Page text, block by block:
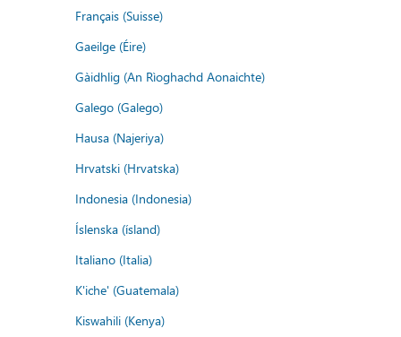
Français (Suisse)
Gaeilge (Éire)
Gàidhlig (An Rìoghachd Aonaichte)
Galego (Galego)
Hausa (Najeriya)
Hrvatski (Hrvatska)
Indonesia (Indonesia)
Íslenska (ísland)
Italiano (Italia)
K'iche' (Guatemala)
Kiswahili (Kenya)